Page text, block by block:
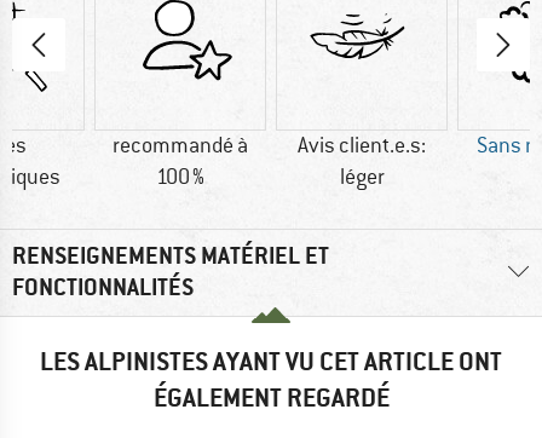
recommandé à
100 %
Avis client.e.s:
léger
Sans
RENSEIGNEMENTS MATÉRIEL ET
FONCTIONNALITÉS
LES ALPINISTES AYANT VU CET ARTICLE ONT
ÉGALEMENT REGARDÉ